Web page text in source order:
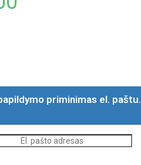
priminimas el. paštu.